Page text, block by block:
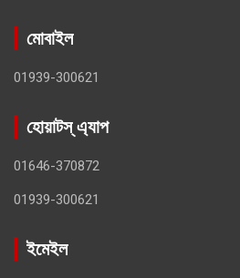
মোবাইল
01939-300621
হোয়াটস্ এ্যাপ
01646-370872
01939-300621
ইমেইল